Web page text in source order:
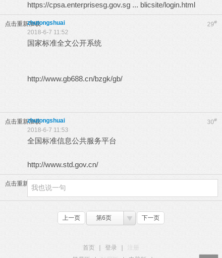
https://cpsa.enterprisesg.gov.sg ... blicsite/login.html
点击重新加载 29#
zhutongshuai
2018-6-7 11:52
国家标准全文公开系统
http://www.gb688.cn/bzgk/gb/
点击重新加载 30#
zhutongshuai
2018-6-7 11:53
全国标准信息公共服务平台
http://www.std.gov.cn/
点击重新加载
上一页 第6页 下一页
首页 登录